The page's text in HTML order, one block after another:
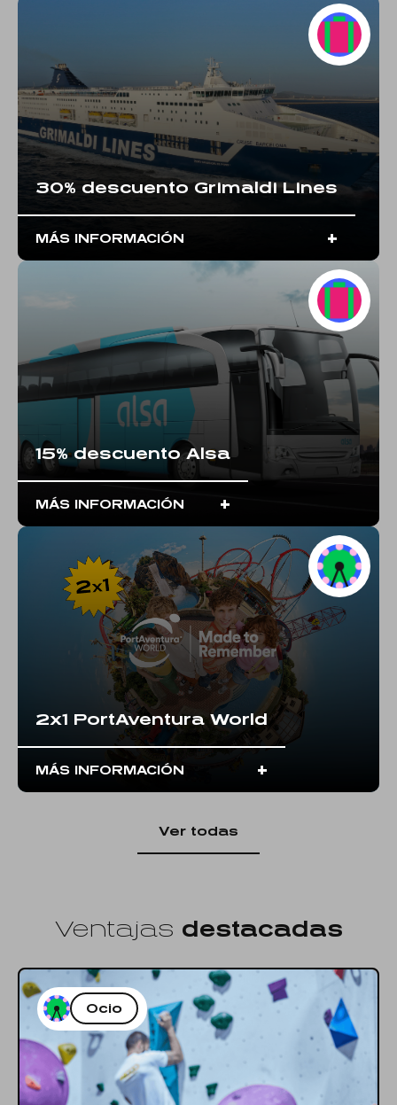
30% descuento Grimaldi Lines
MÁS INFORMACIÓN +
15% descuento Alsa
MÁS INFORMACIÓN +
2x1 PortAventura World
MÁS INFORMACIÓN +
Ver todas
Ventajas destacadas
Ocio